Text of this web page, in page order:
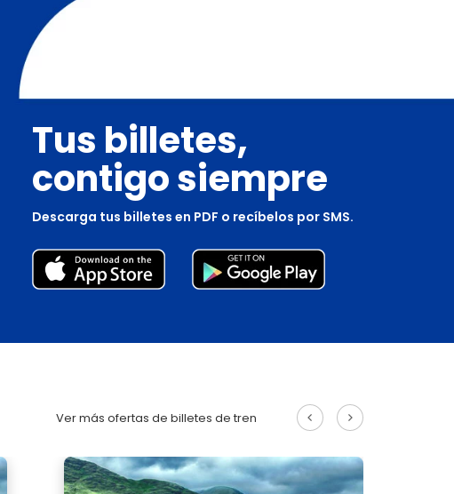
Tus billetes,
contigo siempre
Descarga tus billetes en PDF o recíbelos por SMS.
Ver más ofertas de billetes de tren